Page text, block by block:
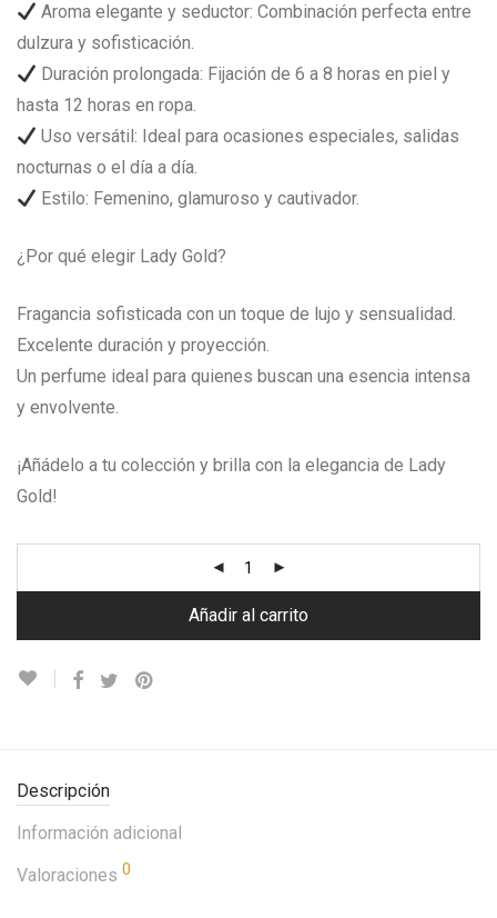
Aroma elegante y seductor: Combinación perfecta entre
dulzura y sofisticación.
Duración prolongada: Fijación de 6 a 8 horas en piel y
hasta 12 horas en ropa.
Uso versátil: Ideal para ocasiones especiales, salidas
nocturnas o el día a día.
Estilo: Femenino, glamuroso y cautivador.
¿Por qué elegir Lady Gold?
Fragancia sofisticada con un toque de lujo y sensualidad.
Excelente duración y proyección.
Un perfume ideal para quienes buscan una esencia intensa
y envolvente.
¡Añádelo a tu colección y brilla con la elegancia de Lady
Gold!
Añadir al carrito
Descripción
Información adicional
Valoraciones 0